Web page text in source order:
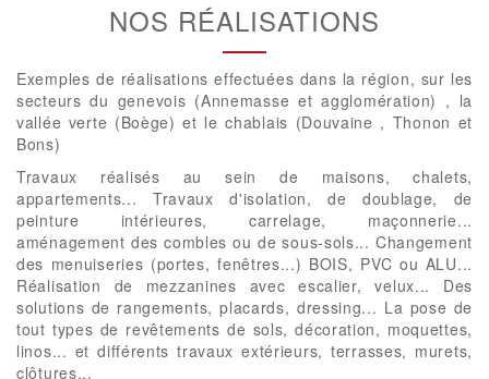
NOS RÉALISATIONS
Exemples de réalisations effectuées dans la région, sur les
secteurs du genevois (Annemasse et agglomération) , la
vallée verte (Boège) et le chablais (Douvaine , Thonon et
Bons)
Travaux réalisés au sein de maisons, chalets,
appartements... Travaux d'isolation, de doublage, de
peinture intérieures, carrelage, maçonnerie...
aménagement des combles ou de sous-sols... Changement
des menuiseries (portes, fenêtres...) BOIS, PVC ou ALU...
Réalisation de mezzanines avec escalier, velux... Des
solutions de rangements, placards, dressing... La pose de
tout types de revêtements de sols, décoration, moquettes,
linos... et différents travaux extérieurs, terrasses, murets,
clôtures...